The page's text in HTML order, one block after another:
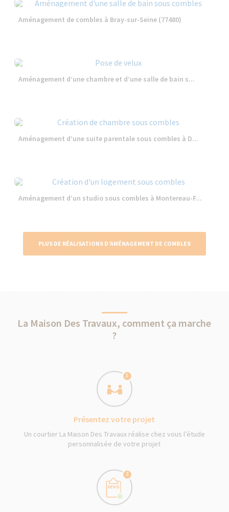
Aménagement de combles à Bray-sur-Seine (77480)
Aménagement d’une chambre et d’une salle de bain s...
Aménagement d’une suite parentale sous combles à D...
Aménagement d’un studio sous combles à Montereau-F...
PLUS DE RÉALISATIONS D’AMÉNAGEMENT DE COMBLES
La Maison Des Travaux, comment ça marche
?
1
Présentez votre projet
Un courtier La Maison Des Travaux réalise chez vous l’étude
personnalisée de votre projet
2